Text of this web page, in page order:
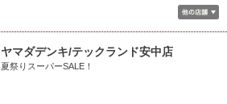
ヤマダデンキ/テックランド安中店
夏祭りスーパーSALE！